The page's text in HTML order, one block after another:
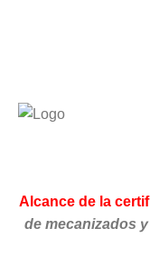
Alcance de la
de mecanizados